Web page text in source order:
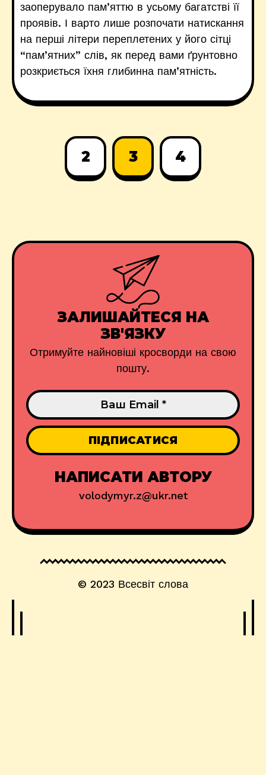
заоперувало пам’яттю в усьому багатстві її
проявів. І варто лише розпочати натискання
на перші літери переплетених у його сітці
“пам’ятних” слів, як перед вами ґрунтовно
розкриється їхня глибинна пам’ятність.
2 3 4
ЗАЛИШАЙТЕСЯ НА
ЗВ'ЯЗКУ
Отримуйте найновіші кросворди на свою
пошту.
НАПИСАТИ АВТОРУ
volodymyr.z@ukr.net
© 2023 Всесвіт слова